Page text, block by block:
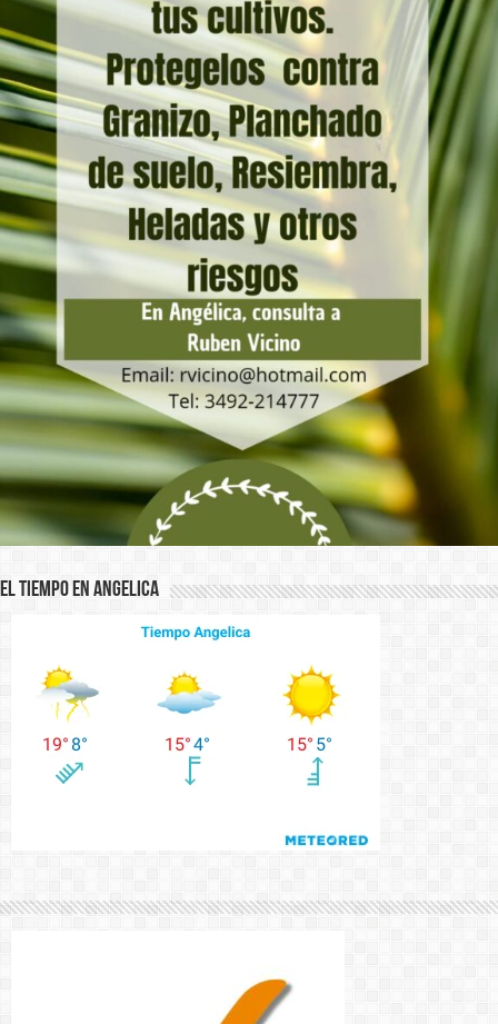
El Tiempo en Angelica